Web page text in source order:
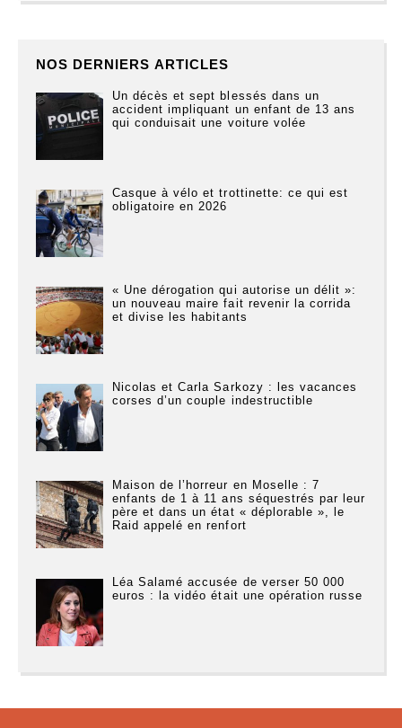
NOS DERNIERS ARTICLES
Un décès et sept blessés dans un
accident impliquant un enfant de 13 ans
qui conduisait une voiture volée
Casque à vélo et trottinette: ce qui est
obligatoire en 2026
« Une dérogation qui autorise un délit »:
un nouveau maire fait revenir la corrida
et divise les habitants
Nicolas et Carla Sarkozy : les vacances
corses d’un couple indestructible
Maison de l’horreur en Moselle : 7
enfants de 1 à 11 ans séquestrés par leur
père et dans un état « déplorable », le
Raid appelé en renfort
Léa Salamé accusée de verser 50 000
euros : la vidéo était une opération russe